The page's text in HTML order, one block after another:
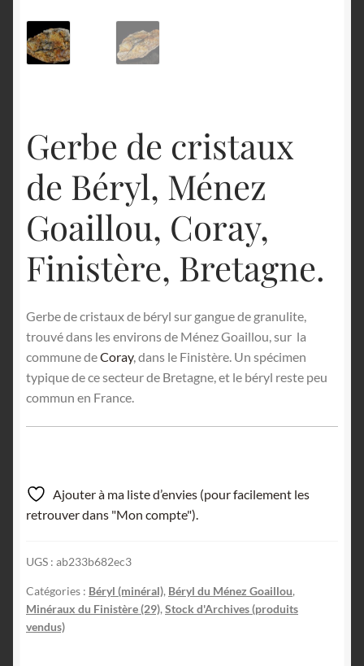
Gerbe de cristaux
de Béryl, Ménez
Goaillou, Coray,
Finistère, Bretagne.
Gerbe de cristaux de béryl sur gangue de granulite,
trouvé dans les environs de Ménez Goaillou, sur la
commune deCoray, dans le Finistère. Un spécimen
typique de ce secteur de Bretagne, et le béryl reste peu
commun en France.
Ajouter à ma liste d’envies (pour facilement les
retrouver dans "Mon compte").
UGS : ab233b682ec3
Catégories : Béryl (minéral), Béryl du Ménez Goaillou,
Minéraux du Finistère (29), Stock d'Archives (produits
vendus)